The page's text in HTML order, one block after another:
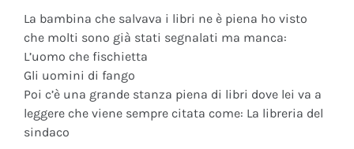
La bambina che salvava i libri ne è piena ho visto
che molti sono già stati segnalati ma manca:
L’uomo che fischietta
Gli uomini di fango
Poi c’è una grande stanza piena di libri dove lei va a
leggere che viene sempre citata come: La libreria del
sindaco